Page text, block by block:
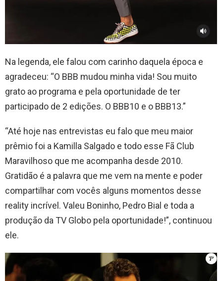
Na legenda, ele falou com carinho daquela época e
agradeceu: “O BBB mudou minha vida! Sou muito
grato ao programa e pela oportunidade de ter
participado de 2 edições. O BBB10 e o BBB13.”
“Até hoje nas entrevistas eu falo que meu maior
prêmio foi a Kamilla Salgado e todo esse Fã Club
Maravilhoso que me acompanha desde 2010.
Gratidão é a palavra que me vem na mente e poder
compartilhar com vocês alguns momentos desse
reality incrível. Valeu Boninho, Pedro Bial e toda a
produção da TV Globo pela oportunidade!”, continuou
ele.